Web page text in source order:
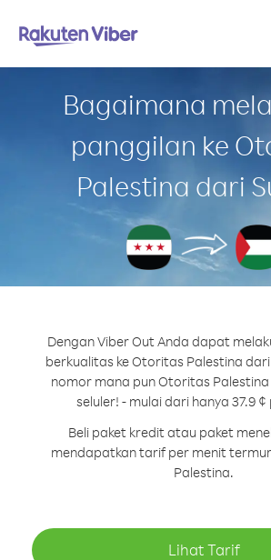
Bagaimana
panggilan ke
Palestina dari
Dengan Viber Out Anda dapat
berkualitas ke Otoritas Palestina
nomor mana pun Otoritas
seluler! - mulai dari hanya 37.9
Beli paket kredit atau paket
mendapatkan tarif per menit
Palestina.
Lihat Tarif